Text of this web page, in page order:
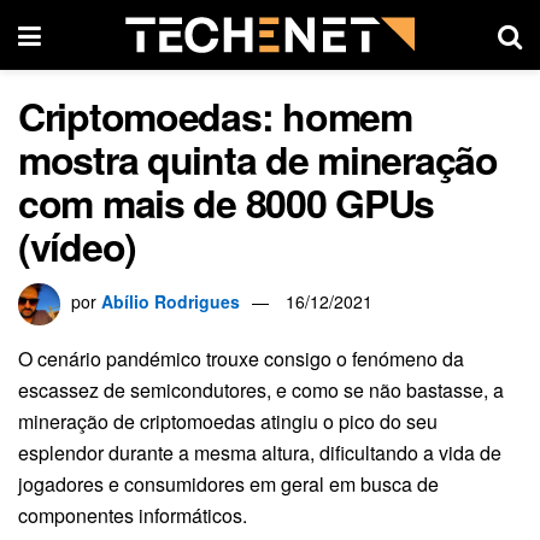
Criptomoedas: homem
mostra quinta de mineração
com mais de 8000 GPUs
(vídeo)
por Abílio Rodrigues 16/12/2021
O cenário pandémico trouxe consigo o fenómeno da
escassez de semicondutores, e como se não bastasse, a
mineração de criptomoedas atingiu o pico do seu
esplendor durante a mesma altura, dificultando a vida de
jogadores e consumidores em geral em busca de
componentes informáticos.